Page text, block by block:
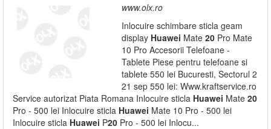
www.olx.ro
Inlocuire schimbare sticla geam
display Huawei Mate 20 Pro Mate
10 Pro Accesorii Telefoane -
Tablete Piese pentru telefoane si
tablete 550 lei Bucuresti, Sectorul 2
21 sep 550 lei: Www.kraftservice.ro
Service autorizat Piata Romana Inlocuire sticla Huawei Mate 20
Pro - 500 lei Inlocuire sticla Huawei Mate 10 Pro - 500 lei
Inlocuire sticla Huawei P20 Pro - 500 lei Inlocu...